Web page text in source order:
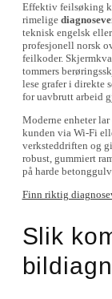
Effektiv feilsøking
rimelige
teknisk engelsk
profesjonell norsk
feilkoder.
tommers
lese grafer i direkte
for uavbrutt arbeid
Moderne enheter lar
kunden via Wi-Fi
verksteddriften og
robust, gummiert
på harde
Finn riktig
Slik